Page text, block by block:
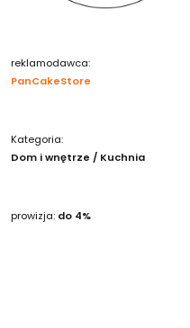
reklamodawca:
PanCakeStore
Kategoria:
Dom i wnętrze / Kuchnia
prowizja: do 4%